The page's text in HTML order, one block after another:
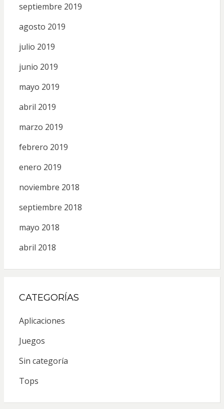
septiembre 2019
agosto 2019
julio 2019
junio 2019
mayo 2019
abril 2019
marzo 2019
febrero 2019
enero 2019
noviembre 2018
septiembre 2018
mayo 2018
abril 2018
CATEGORÍAS
Aplicaciones
Juegos
Sin categoría
Tops